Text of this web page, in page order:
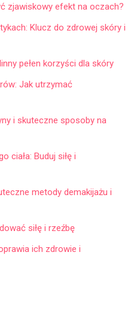
zjawiskowy efekt na oczach?
Klucz do zdrowej skóry i
pełen korzyści dla skóry
Jak utrzymać
i skuteczne sposoby na
ciała: Buduj siłę i
metody demakijażu i
siłę i rzeźbę
ich zdrowie i